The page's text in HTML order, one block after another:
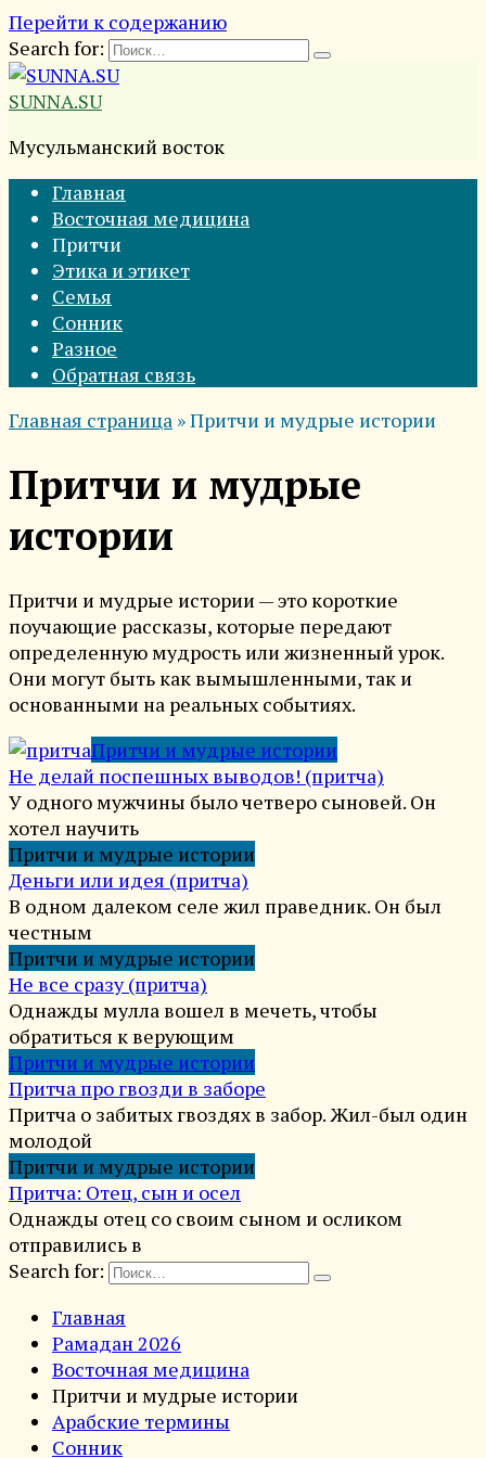
Перейти к содержанию
Search for:
SUNNA.SU
Мусульманский восток
Главная
Восточная медицина
Притчи
Этика и этикет
Семья
Сонник
Разное
Обратная связь
Главная страница »Притчи и мудрые истории
Притчи и мудрые
истории
Притчи и мудрые истории — это короткие
поучающие рассказы, которые передают
определенную мудрость или жизненный урок.
Они могут быть как вымышленными, так и
основанными на реальных событиях.
Притчи и мудрые истории
Не делай поспешных выводов! (притча)
У одного мужчины было четверо сыновей. Он
хотел научить
Притчи и мудрые истории
Деньги или идея (притча)
В одном далеком селе жил праведник. Он был
честным
Притчи и мудрые истории
Не все сразу (притча)
Однажды мулла вошел в мечеть, чтобы
обратиться к верующим
Притчи и мудрые истории
Притча про гвозди в заборе
Притча о забитых гвоздях в забор. Жил-был один
молодой
Притчи и мудрые истории
Притча: Отец, сын и осел
Однажды отец со своим сыном и осликом
отправились в
Search for:
Главная
Рамадан 2026
Восточная медицина
Притчи и мудрые истории
Арабские термины
Сонник